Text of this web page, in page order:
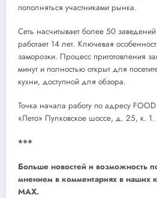
пополняться участниками рынка.
Сеть насчитывает более 50
работает 14 лет. Ключевая
заморозки. Процесс приготовления
минут и полностью открыт для
кухни, доступной для обзора.
Точка начала работу по адресу
«Лето» Пулковское шоссе, д. 25, к. 1.
***
Больше новостей и возможность
мнением в комментариях в наших
MAX.